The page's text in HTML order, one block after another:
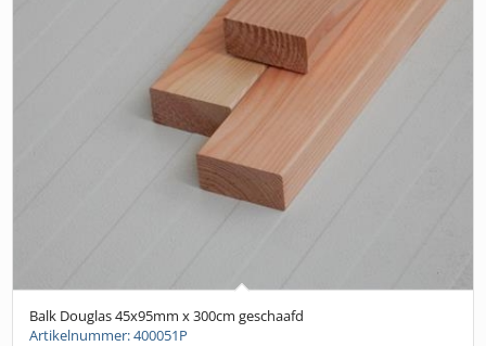
Balk Douglas 45x95mm x 300cm geschaafd
Artikelnummer: 400051P